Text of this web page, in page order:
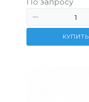
КУПИТЬ